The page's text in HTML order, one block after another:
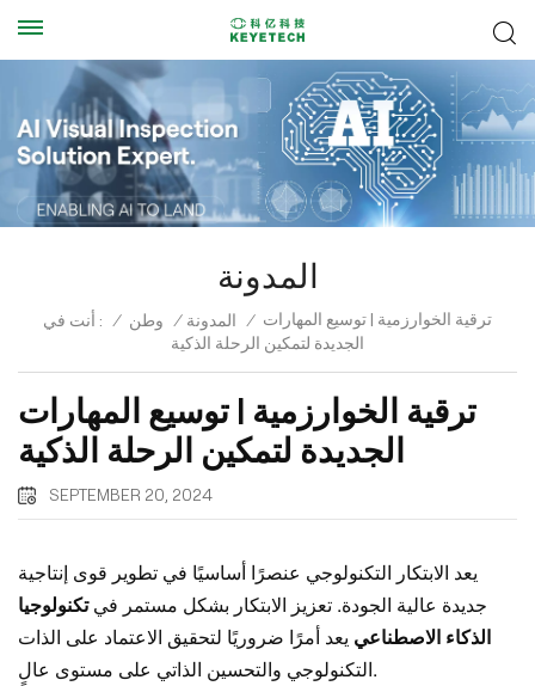
المدونة
أنت في : / وطن / المدونة / ترقية الخوارزمية | توسيع المهارات
الجديدة لتمكين الرحلة الذكية
ترقية الخوارزمية | توسيع المهارات
الجديدة لتمكين الرحلة الذكية
SEPTEMBER 20, 2024
يعد الابتكار التكنولوجي عنصرًا أساسيًا في تطوير قوى إنتاجية
جديدة عالية الجودة. تعزيز الابتكار بشكل مستمر فيتكنولوجيا
الذكاء الاصطناعي يعد أمرًا ضروريًا لتحقيق الاعتماد على الذات
التكنولوجي والتحسين الذاتي على مستوى عالٍ.